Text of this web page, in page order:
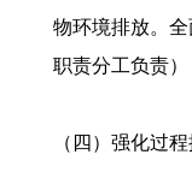
物环境排放。
职责分工负责）
（四）强化过